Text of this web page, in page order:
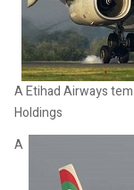
A Etihad Airways
Holdings
A